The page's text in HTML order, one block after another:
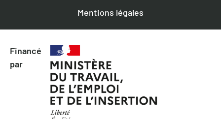
Mentions légales
Financé
par